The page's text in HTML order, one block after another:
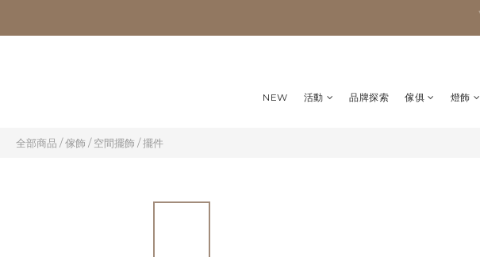
NEW 活動 品牌探索 傢俱 燈飾
全部商品 /傢飾 /空間擺飾 /擺件